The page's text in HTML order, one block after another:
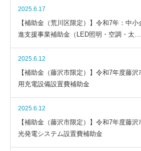
2025.6.17
【補助金（荒川区限定）】令和7年：中
進支援事業補助金（LED照明・空調・太…
2025.6.12
【補助金（藤沢市限定）】令和7年度藤
用充電設備設置費補助金
2025.6.12
【補助金（藤沢市限定）】令和7年度藤
光発電システム設置費補助金